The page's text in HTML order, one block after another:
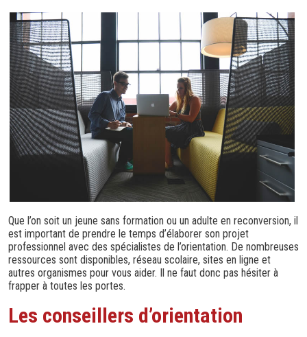
Que l’on soit un jeune sans formation ou un adulte en reconversion, il
est important de prendre le temps d’élaborer son projet
professionnel avec des spécialistes de l’orientation. De nombreuses
ressources sont disponibles, réseau scolaire, sites en ligne et
autres organismes pour vous aider. Il ne faut donc pas hésiter à
frapper à toutes les portes.
Les conseillers d’orientation